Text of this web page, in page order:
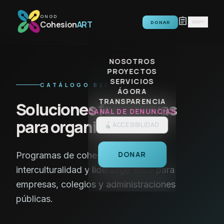
ONGD
CohesionART DONAR assignment
NOSOTROS
PROYECTOS
SERVICIOS
ÁGORA
TRANSPARENCIA
CANAL DE DENUNCIAS
ACCESIBILIDAD
DONAR
CATÁLOGO B2B
Soluciones formativas
para organizaciones
Programas de cohesión social,
interculturalidad y liderazgo ético para
empresas, colegios y administraciones
públicas.